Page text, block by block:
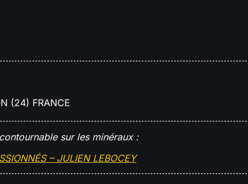
(24) FRANCE
sur les minéraux :
– JULIEN LEBOCEY